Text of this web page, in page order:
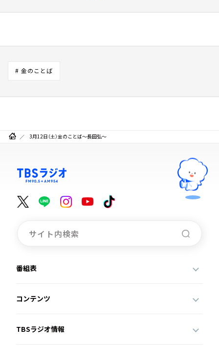
# 金のことば
3月12日（土）金のことば～長田弘～
番組表
コンテンツ
TBSラジオ情報